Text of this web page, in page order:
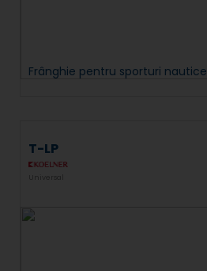
Frânghie pentru sporturi nautice
T-LP
Universal